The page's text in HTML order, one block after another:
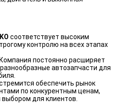
соответствует высоким
контролю на всех этапах
Компания постоянно расширяет
автозапчасти для
обеспечить рынок
по конкурентным ценам,
для клиентов.